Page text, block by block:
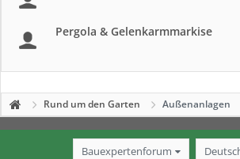
Pergola & Gelenkarmmarkise
Rund um den Garten Außenanlagen
Bauexpertenforum